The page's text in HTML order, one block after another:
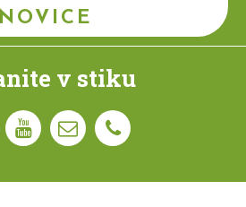
NOVICE
v stiku